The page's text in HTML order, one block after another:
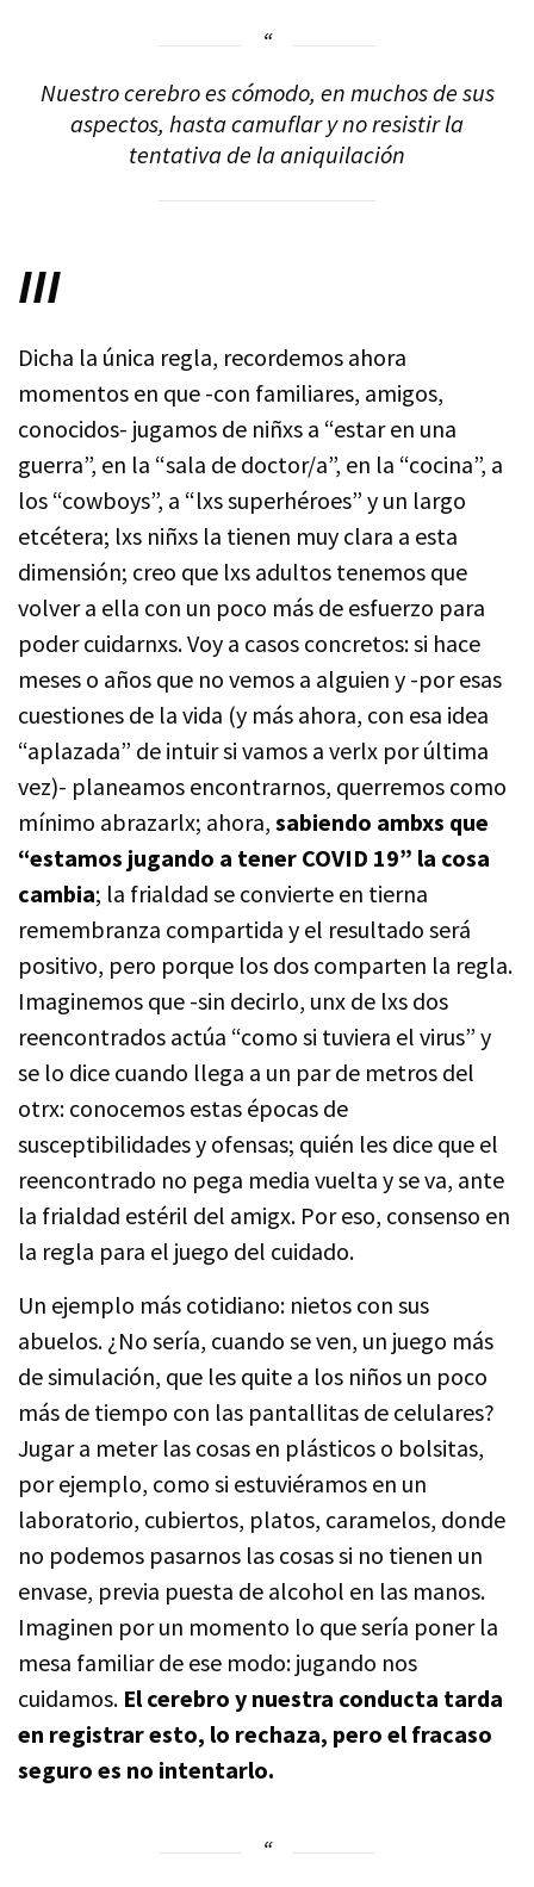
Nuestro cerebro es cómodo, en muchos de sus
aspectos, hasta camuflar y no resistir la
tentativa de la aniquilación
III
Dicha la única regla, recordemos ahora
momentos en que -con familiares, amigos,
conocidos- jugamos de niñxs a “estar en una
guerra”, en la “sala de doctor/a”, en la “cocina”, a
los “cowboys”, a “lxs superhéroes” y un largo
etcétera; lxs niñxs la tienen muy clara a esta
dimensión; creo que lxs adultos tenemos que
volver a ella con un poco más de esfuerzo para
poder cuidarnxs. Voy a casos concretos: si hace
meses o años que no vemos a alguien y -por esas
cuestiones de la vida (y más ahora, con esa idea
“aplazada” de intuir si vamos a verlx por última
vez)- planeamos encontrarnos, querremos como
mínimo abrazarlx; ahora, sabiendo ambxs que
“estamos jugando a tener COVID 19” la cosa
cambia; la frialdad se convierte en tierna
remembranza compartida y el resultado será
positivo, pero porque los dos comparten la regla.
Imaginemos que -sin decirlo, unx de lxs dos
reencontrados actúa “como si tuviera el virus” y
se lo dice cuando llega a un par de metros del
otrx: conocemos estas épocas de
susceptibilidades y ofensas; quién les dice que el
reencontrado no pega media vuelta y se va, ante
la frialdad estéril del amigx. Por eso, consenso en
la regla para el juego del cuidado.
Un ejemplo más cotidiano: nietos con sus
abuelos. ¿No sería, cuando se ven, un juego más
de simulación, que les quite a los niños un poco
más de tiempo con las pantallitas de celulares?
Jugar a meter las cosas en plásticos o bolsitas,
por ejemplo, como si estuviéramos en un
laboratorio, cubiertos, platos, caramelos, donde
no podemos pasarnos las cosas si no tienen un
envase, previa puesta de alcohol en las manos.
Imaginen por un momento lo que sería poner la
mesa familiar de ese modo: jugando nos
cuidamos. El cerebro y nuestra conducta tarda
en registrar esto, lo rechaza, pero el fracaso
seguro es no intentarlo.